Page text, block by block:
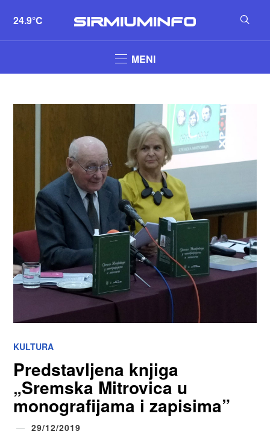
24.9°C
MENI
KULTURA
Predstavljena knjiga
„Sremska Mitrovica u
monografijama i zapisima”
29/12/2019